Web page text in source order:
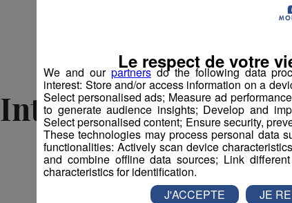
Interview |
chacun
-16 décembre 2025 à 11h00-
We and our partnersdo the following data
interest: Store and/or access information on a
Select personalised ads; Measure ad
to generate audience insights; Develop and
Select personalised content; Ensure security,
These technologies may process personal data
functionalities: Actively scan device
and combine offline data sources; Link
characteristics for identification.
Le respect de votre
J'ACCEPTE JE